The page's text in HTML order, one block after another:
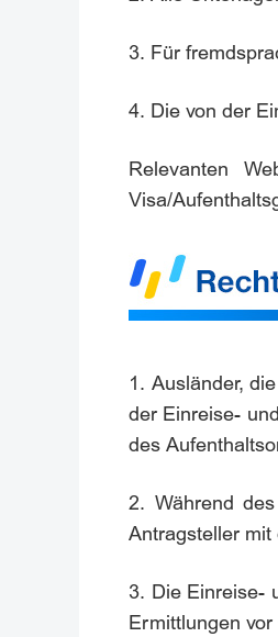
3. Für
4. Die von der
Relevanten
Visa/
1. Ausländer,
der Einreise-
des
2. Während
Antragsteller
3. Die Einreise-
Ermittlungen